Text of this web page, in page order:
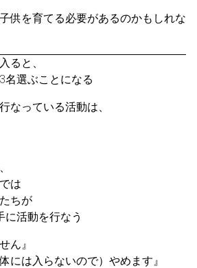
供を育てる必要があるのかもしれな
ると、
名選ぶことになる
なっている活動は、
は
ちが
に活動を行なう
ん』
には入らないので）やめます』